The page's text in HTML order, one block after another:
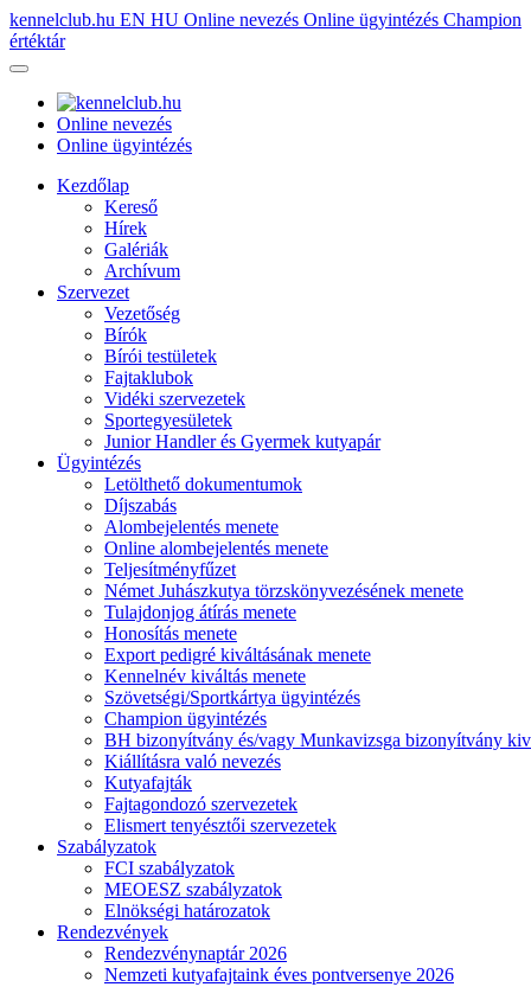
kennelclub.hu EN HU Online nevezés Online ügyintézés Champion
értéktár
Online nevezés
Online ügyintézés
Kezdőlap
Kereső
Hírek
Galériák
Archívum
Szervezet
Vezetőség
Bírók
Bírói testületek
Fajtaklubok
Vidéki szervezetek
Sportegyesületek
Junior Handler és Gyermek kutyapár
Ügyintézés
Letölthető dokumentumok
Díjszabás
Alombejelentés menete
Online alombejelentés menete
Teljesítményfűzet
Német Juhászkutya törzskönyvezésének menete
Tulajdonjog átírás menete
Honosítás menete
Export pedigré kiváltásának menete
Kennelnév kiváltás menete
Szövetségi/Sportkártya ügyintézés
Champion ügyintézés
BH bizonyítvány és/vagy Munkavizsga bizonyítvány
Kiállításra való nevezés
Kutyafajták
Fajtagondozó szervezetek
Elismert tenyésztői szervezetek
Szabályzatok
FCI szabályzatok
MEOESZ szabályzatok
Elnökségi határozatok
Rendezvények
Rendezvénynaptár 2026
Nemzeti kutyafajtaink éves pontversenye 2026